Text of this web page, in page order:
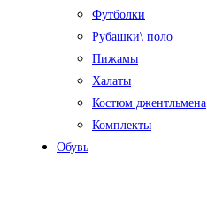
Футболки
Рубашки\ поло
Пижамы
Халаты
Костюм джентльмена
Комплекты
Обувь